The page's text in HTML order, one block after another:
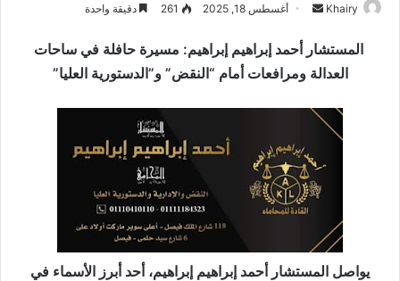
Khairy
س
ل
د
ا
إ
أغسطس 18, 2025 261 دقيقة واحدة
المستشار أحمد إبراهيم إبراهيم: مسيرة حافلة في ساحات
العدالة ومرافعات أمام “النقض” و”الدستورية العليا”
يواصل المستشار أحمد إبراهيم إبراهيم، أحد أبرز الأسماء في